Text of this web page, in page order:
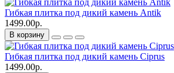
Гибкая плитка под дикий камень Antik
1499.00р.
В корзину
Гибкая плитка под дикий камень Ciprus
1499.00р.